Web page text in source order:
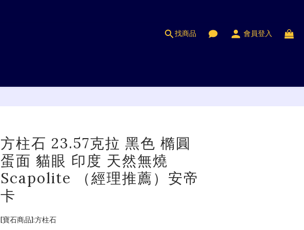
找商品 會員登入
方柱石 23.57克拉 黑色 橢圓
蛋面 貓眼 印度 天然無燒
Scapolite （經理推薦）安帝
卡
[寶石商品]:方柱石